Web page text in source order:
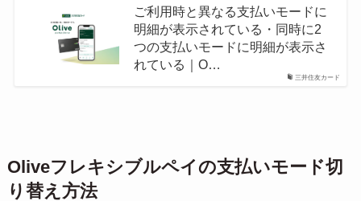
三井住友カード
ご利用時と異なる支払いモードに
明細が表示されている・同時に2
つの支払いモードに明細が表示さ
れている｜O…
Oliveフレキシブルペイの支払いモード切
り替え方法